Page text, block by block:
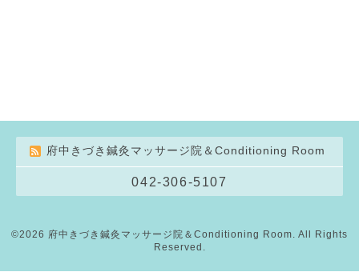
府中きづき鍼灸マッサージ院＆Conditioning Room
042-306-5107
©2026 府中きづき鍼灸マッサージ院＆Conditioning Room . All Rights
Reserved.